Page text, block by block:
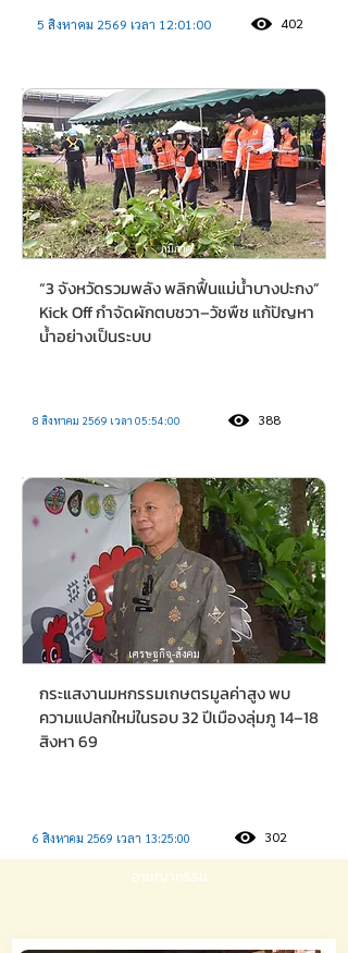
5 สิงหาคม 2569 เวลา 12:01:00 402
ภูมิภาค
“3 จังหวัดรวมพลัง พลิกฟื้นแม่น้ำบางปะกง”
Kick Off กำจัดผักตบชวา–วัชพืช แก้ปัญหา
น้ำอย่างเป็นระบบ
8 สิงหาคม 2569 เวลา 05:54:00 388
เศรษฐกิจ-สังคม
กระแสงานมหกรรมเกษตรมูลค่าสูง พบ
ความแปลกใหม่ในรอบ 32 ปีเมืองลุ่มภู 14–18
สิงหา 69
6 สิงหาคม 2569 เวลา 13:25:00 302
อาชญากรรม